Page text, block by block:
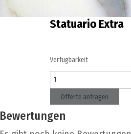
Statuario Extra
Verfügbarkeit
Offerte anfragen
Bewertungen